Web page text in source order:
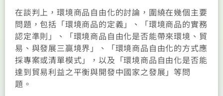
在談判上，環境商品自由化的討論，圍繞在幾個主要
問題，包括「環境商品的定義」、「環境商品的實務
認定準則」、「環境商品自由化是否能帶來環境、貿
易、與發展三贏境界」、「環境商品自由化的方式應
採專案或清單模式」，以及「環境商品自由化是否能
達到貿易利益之平衡與開發中國家之發展」等問
題。